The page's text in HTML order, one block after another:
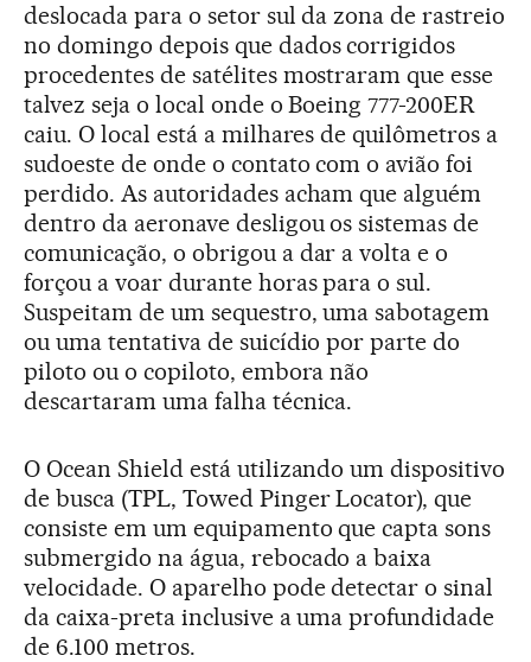
deslocada para o setor sul da zona de rastreio
no domingo depois que dados corrigidos
procedentes de satélites mostraram que esse
talvez seja o local onde o Boeing 777-200ER
caiu. O local está a milhares de quilômetros a
sudoeste de onde o contato com o avião foi
perdido. As autoridades acham que alguém
dentro da aeronave desligou os sistemas de
comunicação, o obrigou a dar a volta e o
forçou a voar durante horas para o sul.
Suspeitam de um sequestro, uma sabotagem
ou uma tentativa de suicídio por parte do
piloto ou o copiloto, embora não
descartaram uma falha técnica.
O Ocean Shield está utilizando um dispositivo
de busca (TPL, Towed Pinger Locator), que
consiste em um equipamento que capta sons
submergido na água, rebocado a baixa
velocidade. O aparelho pode detectar o sinal
da caixa-preta inclusive a uma profundidade
de 6.100 metros.